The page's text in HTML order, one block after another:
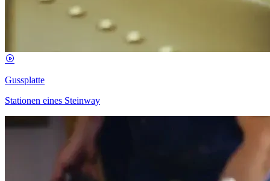
Gussplatte
Stationen eines Steinway